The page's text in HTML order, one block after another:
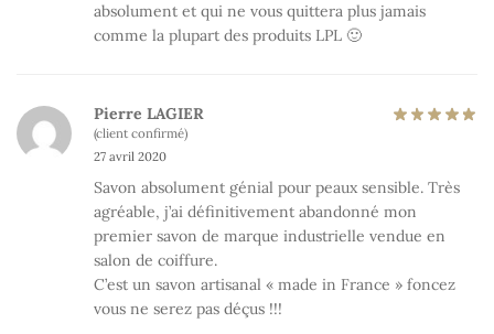
absolument et qui ne vous quittera plus jamais
comme la plupart des produits LPL 🙂
Pierre LAGIER
(client confirmé)
27 avril 2020
Savon absolument génial pour peaux sensible. Très
agréable, j’ai définitivement abandonné mon
premier savon de marque industrielle vendue en
salon de coiffure.
C’est un savon artisanal « made in France » foncez
vous ne serez pas déçus !!!